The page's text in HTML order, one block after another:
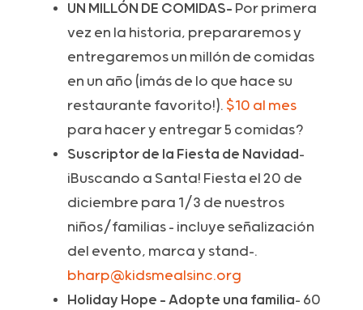
UN MILLÓN DE COMIDAS- Por primera
vez en la historia, prepararemos y
entregaremos un millón de comidas
en un año (¡más de lo que hace su
restaurante favorito!). $10 al mes
para hacer y entregar 5 comidas?
Suscriptor de la Fiesta de Navidad-
¡Buscando a Santa! Fiesta el 20 de
diciembre para 1/3 de nuestros
niños/familias - incluye señalización
del evento, marca y stand-.
bharp@kidsmealsinc.org
Holiday Hope - Adopte una familia- 60